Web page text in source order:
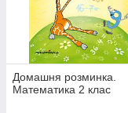
Домашня розминка.
Математика 2 клас